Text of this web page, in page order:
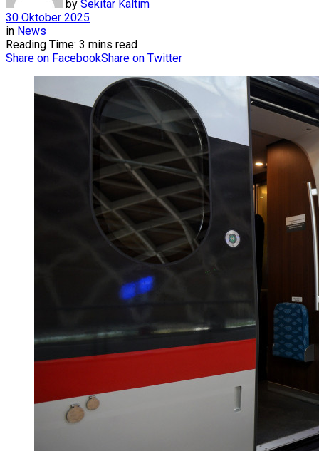
by Sekitar Kaltim
30 Oktober 2025
in News
Reading Time: 3 mins read
Share on FacebookShare on Twitter